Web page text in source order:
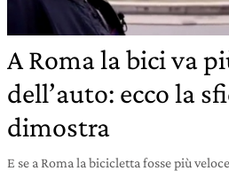
A Roma la bici va
dell’auto: ecco la
dimostra
E se a Roma la bicicletta fosse più